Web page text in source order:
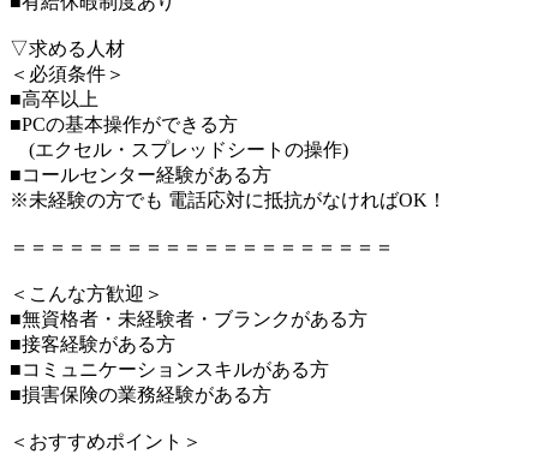
▽求める人材
＜必須条件＞
■高卒以上
■PCの基本操作ができる方
(エクセル・スプレッドシートの操作)
■コールセンター経験がある方
※未経験の方でも 電話応対に抵抗がなければOK！
＝＝＝＝＝＝＝＝＝＝＝＝＝＝＝＝＝＝＝＝
＜こんな方歓迎＞
■無資格者・未経験者・ブランクがある方
■接客経験がある方
■コミュニケーションスキルがある方
■損害保険の業務経験がある方
＜おすすめポイント＞